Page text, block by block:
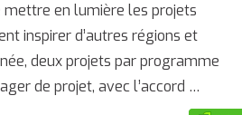
en lumière les projets
inspirer d’autres régions et
deux projets par programme
de projet, avec l’accord …